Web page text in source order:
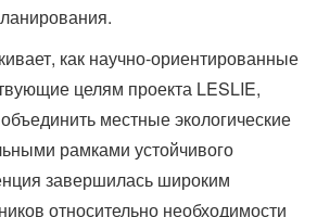
как научно-ориентированные
целям проекта LESLIE,
местные экологические
рамками устойчивого
завершилась широким
относительно необходимости